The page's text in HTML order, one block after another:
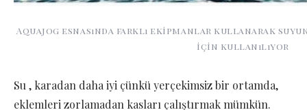
Aquajog esnasında farklı ekipmanlar kullanarak
için kullanılıyor
Su , karadan daha iyi çünkü yerçekimsiz bir ortamda,
eklemleri zorlamadan kasları çalıştırmak mümkün.